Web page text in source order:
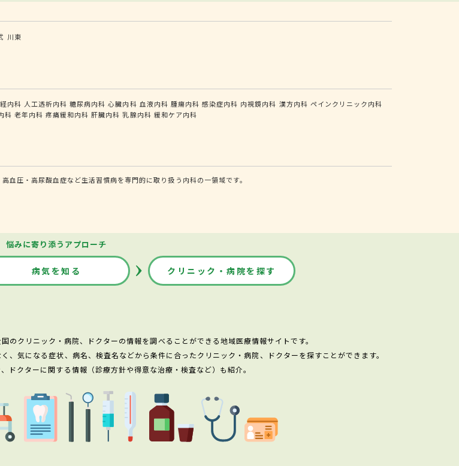
川東
内科 人工透析内科 糖尿病内科 心臓内科 血液内科 腫瘍内科 感染症内科 内視鏡内科 漢方内科 ペインクリニック内科
科 老年内科 疼痛緩和内科 肝臓内科 乳腺内科 緩和ケア内科
圧・高尿酸血症など生活習慣病を専門的に取り扱う内科の一領域です。
悩みに寄り添うアプローチ
病気を知る クリニック・病院を探す
のクリニック・病院、ドクターの情報を調べることができる地域医療情報サイトです。
気になる症状、病名、検査名などから条件に合ったクリニック・病院、ドクターを探すことができます。
ドクターに関する情報（診療方針や得意な治療・検査など）も紹介。